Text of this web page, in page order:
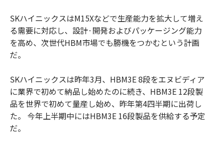
SKハイニックスはM15Xなどで生産能力を拡大して増え
る需要に対応し、設計·開発およびパッケージング能力
を高め、次世代HBM市場でも勝機をつかむという計画
だ。
SKハイニックスは昨年3月、HBM3E 8段をエヌビディア
に業界で初めて納品し始めたのに続き、HBM3E 12段製
品を世界で初めて量産し始め、昨年第4四半期に出荷し
た。 今年上半期中にはHBM3E 16段製品を供給する予定
だ。